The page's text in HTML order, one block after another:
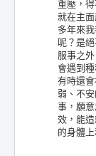
重壓，
就在主
多年來
呢？是
服事之
會遇到
有時還
弱、不
事，願
效，能
的身體